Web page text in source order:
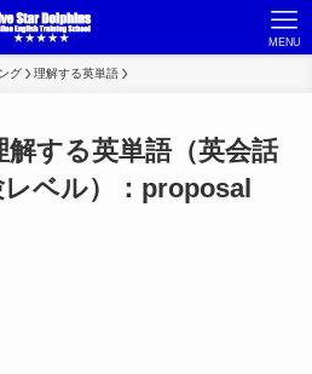
MENU
グ 理解する英単語
する英単語（英会話
ベル）：proposal